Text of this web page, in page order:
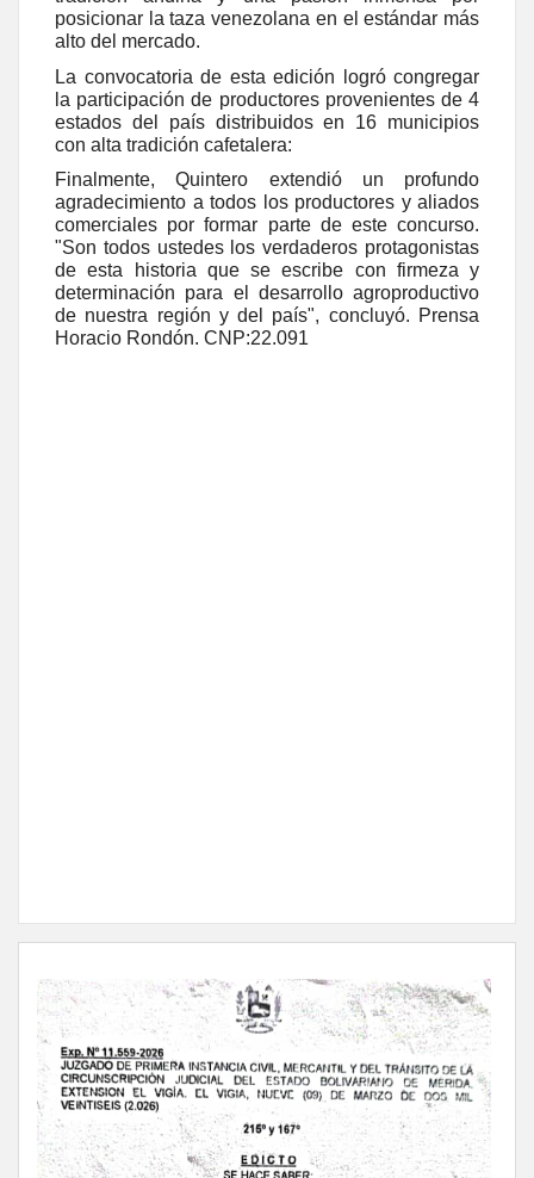
posicionar la taza venezolana en el estándar más
alto del mercado.
La convocatoria de esta edición logró congregar
la participación de productores provenientes de 4
estados del país distribuidos en 16 municipios
con alta tradición cafetalera:
Finalmente, Quintero extendió un profundo
agradecimiento a todos los productores y aliados
comerciales por formar parte de este concurso.
"Son todos ustedes los verdaderos protagonistas
de esta historia que se escribe con firmeza y
determinación para el desarrollo agroproductivo
de nuestra región y del país", concluyó. Prensa
Horacio Rondón. CNP:22.091